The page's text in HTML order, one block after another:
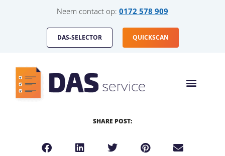
Neem contact op: 0172 578 909
DAS-SELECTOR QUICKSCAN
SHARE POST: